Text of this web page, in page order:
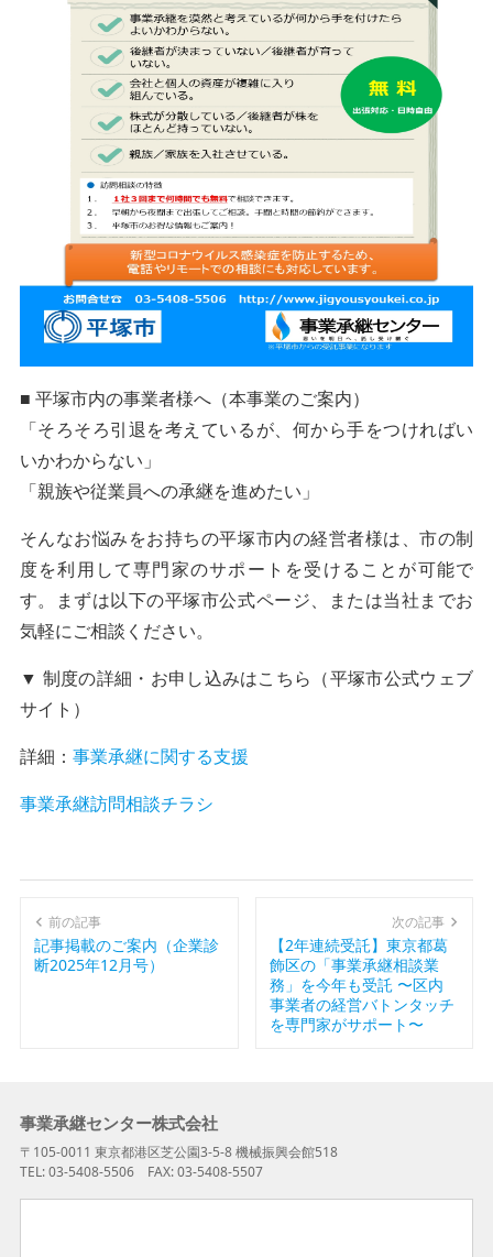
■ 平塚市内の事業者様へ（本事業のご案内）
「そろそろ引退を考えているが、何から手をつければい
いかわからない」
「親族や従業員への承継を進めたい」
そんなお悩みをお持ちの平塚市内の経営者様は、市の制
度を利用して専門家のサポートを受けることが可能で
す。まずは以下の平塚市公式ページ、または当社までお
気軽にご相談ください。
▼ 制度の詳細・お申し込みはこちら（平塚市公式ウェブ
サイト）
詳細： 事業承継に関する支援
事業承継訪問相談チラシ
前の記事
記事掲載のご案内（企業診
断2025年12月号）
次の記事
【2年連続受託】東京都葛
飾区の「事業承継相談業
務」を今年も受託 〜区内
事業者の経営バトンタッチ
を専門家がサポート〜
事業承継センター株式会社
〒105-0011 東京都港区芝公園3-5-8 機械振興会館518
TEL: 03-5408-5506 FAX: 03-5408-5507